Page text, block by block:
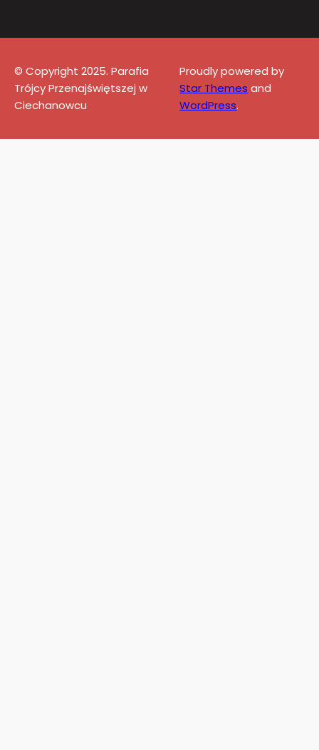
© Copyright 2025. Parafia
Trójcy Przenajświętszej w
Ciechanowcu
Proudly powered by
Star Themes and
WordPress.